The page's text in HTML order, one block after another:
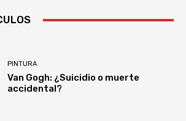
PINTURA
Van Gogh: ¿Suicidio o muerte
accidental?